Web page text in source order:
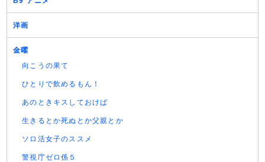
洋画
金曜
向こうの果て
ひとりで飲めるもん！
あのときキスしておけば
生きるとか死ぬとか父親とか
ソロ活女子のススメ
警視庁ゼロ係５